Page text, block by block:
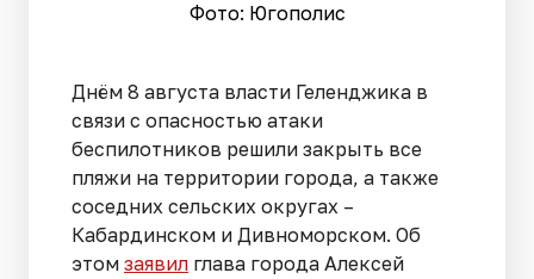
Фото: Югополис
Днём 8 августа власти Геленджика в
связи с опасностью атаки
беспилотников решили закрыть все
пляжи на территории города, а также
соседних сельских округах –
Кабардинском и Дивноморском. Об
этом заявил глава города Алексей